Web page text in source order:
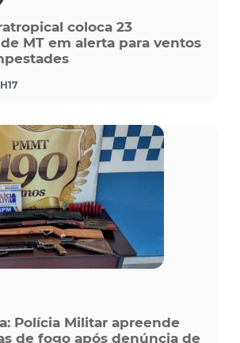
coloca 23
MT em alerta para ventos
Polícia Militar apreende
de fogo após denúncia de